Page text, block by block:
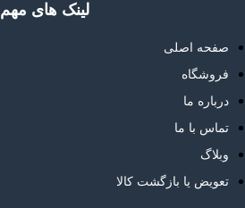
لینک های مهم
صفحه اصلی
فروشگاه
درباره ما
تماس با ما
وبلاگ
تعویض یا بازگشت کالا